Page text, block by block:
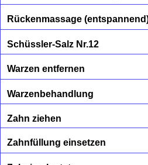
Rückenmassage
Schüssler-Salz Nr.12
Warzen entfernen
Warzenbehandlung
Zahn ziehen
Zahnfüllung einsetzen